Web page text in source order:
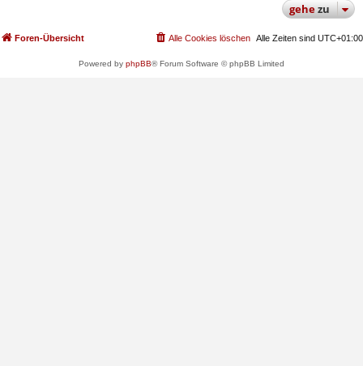
gehezu
Foren-Übersicht Alle Zeiten sind UTC+01:00
Alle Cookies löschen
Powered by phpBB® Forum Software © phpBB Limited